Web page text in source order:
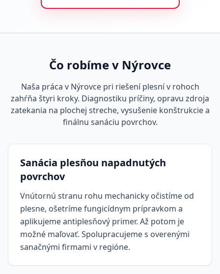
Čo robíme v Nýrovce
Naša práca v Nýrovce pri riešení plesní v rohoch
zahŕňa štyri kroky. Diagnostiku príčiny, opravu zdroja
zatekania na plochej streche, vysušenie konštrukcie a
finálnu sanáciu povrchov.
Sanácia plesňou napadnutých
povrchov
Vnútornú stranu rohu mechanicky očistíme od
plesne, ošetríme fungicídnym prípravkom a
aplikujeme antiplesňový primer. Až potom je
možné maľovať. Spolupracujeme s overenými
sanačnými firmami v regióne.